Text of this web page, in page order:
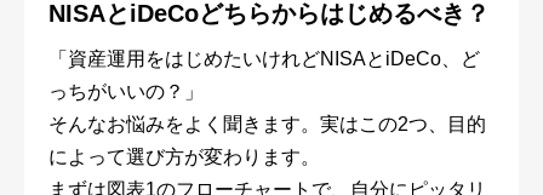
NISAとiDeCoどちらからはじめるべき？
「資産運用をはじめたいけれどNISAとiDeCo、ど
っちがいいの？」
そんなお悩みをよく聞きます。実はこの2つ、目的
によって選び方が変わります。
まずは図表1のフローチャートで、自分にピッタリ